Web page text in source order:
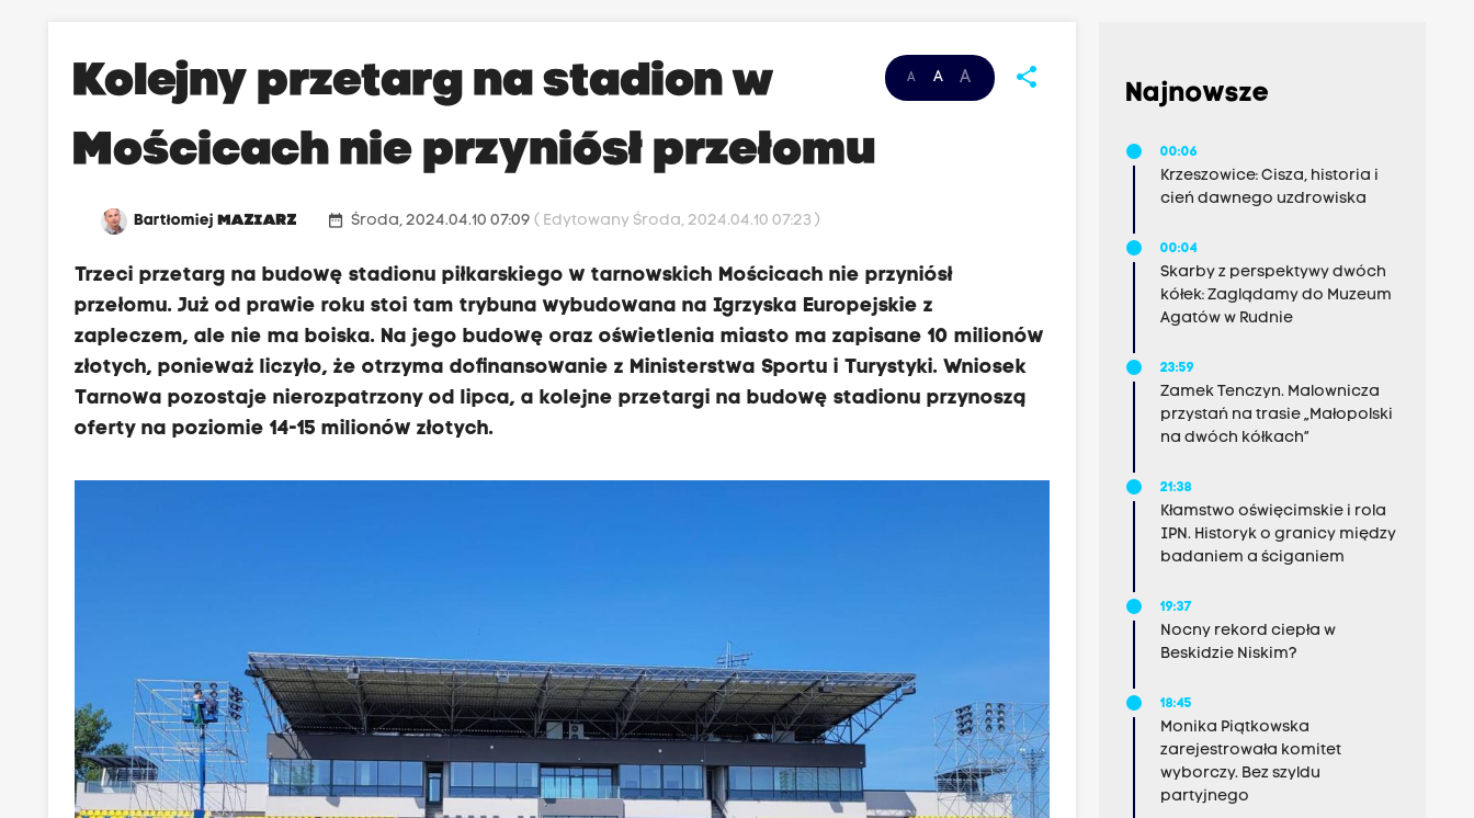
A A A share
Kolejny przetarg na stadion w
Mościcach nie przyniósł przełomu
BartłomiejMAZIARZ date_range Środa, 2024.04.10 07:09( Edytowany Środa, 2024.04.10 07:23 )
Trzeci przetarg na budowę stadionu piłkarskiego w tarnowskich Mościcach nie przyniósł
przełomu. Już od prawie roku stoi tam trybuna wybudowana na Igrzyska Europejskie z
zapleczem, ale nie ma boiska. Na jego budowę oraz oświetlenia miasto ma zapisane 10 milionów
złotych, ponieważ liczyło, że otrzyma dofinansowanie z Ministerstwa Sportu i Turystyki. Wniosek
Tarnowa pozostaje nierozpatrzony od lipca, a kolejne przetargi na budowę stadionu przynoszą
oferty na poziomie 14-15 milionów złotych.
Najnowsze
00:06
Krzeszowice: Cisza, historia i
cień dawnego uzdrowiska
00:04
Skarby z perspektywy dwóch
kółek: Zaglądamy do Muzeum
Agatów w Rudnie
23:59
Zamek Tenczyn. Malownicza
przystań na trasie „Małopolski
na dwóch kółkach”
21:38
Kłamstwo oświęcimskie i rola
IPN. Historyk o granicy między
badaniem a ściganiem
19:37
Nocny rekord ciepła w
Beskidzie Niskim?
18:45
Monika Piątkowska
zarejestrowała komitet
wyborczy. Bez szyldu
partyjnego